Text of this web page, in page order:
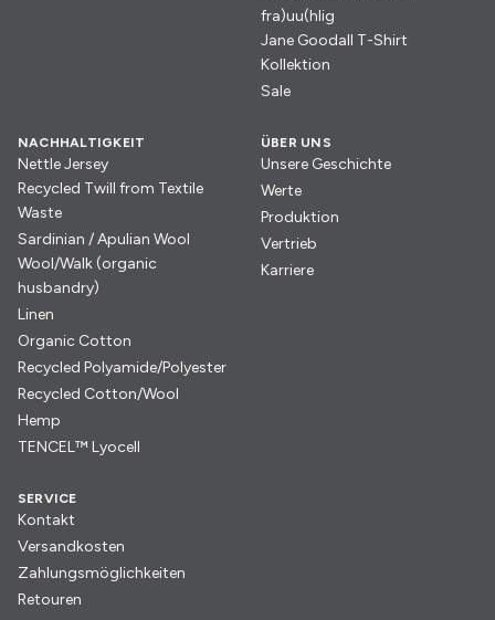
fra)uu(hlig
Jane Goodall T-Shirt
Kollektion
Sale
NACHHALTIGKEIT
Nettle Jersey
Recycled Twill from Textile
Waste
Sardinian / Apulian Wool
Wool/Walk (organic
husbandry)
Linen
Organic Cotton
Recycled Polyamide/Polyester
Recycled Cotton/Wool
Hemp
TENCEL™ Lyocell
ÜBER UNS
Unsere Geschichte
Werte
Produktion
Vertrieb
Karriere
SERVICE
Kontakt
Versandkosten
Zahlungsmöglichkeiten
Retouren